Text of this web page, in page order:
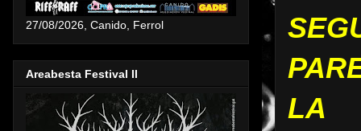
LA
27/08/2026, Canido, Ferrol
Areabesta Festival II